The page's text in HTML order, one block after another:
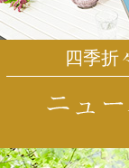
四季折